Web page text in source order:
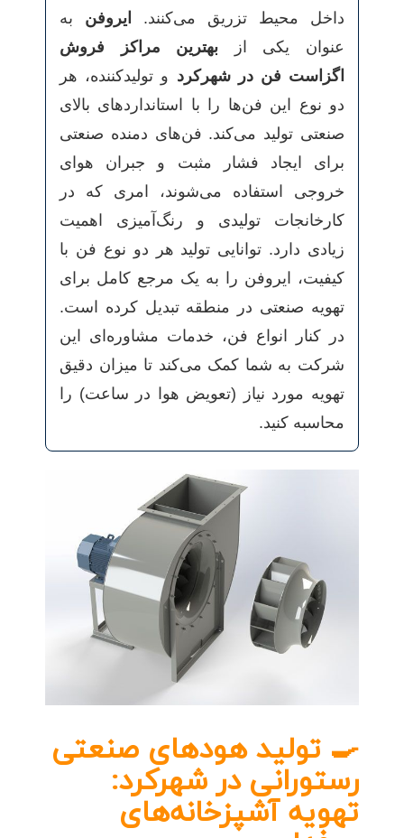
داخل محیط تزریق می‌کنند.
ایروفن به
عنوان یکی از بهترین مراکز فروش
اگزاست فن در شهرکرد و تولیدکننده، هر
دو نوع این فن‌ها را با استانداردهای بالای
صنعتی تولید می‌کند. فن‌های دمنده صنعتی
برای ایجاد فشار مثبت و جبران هوای
خروجی استفاده می‌شوند، امری که در
کارخانجات تولیدی و رنگ‌آمیزی اهمیت
زیادی دارد. توانایی تولید هر دو نوع فن با
کیفیت، ایروفن را به یک مرجع کامل برای
تهویه صنعتی در منطقه تبدیل کرده است.
در کنار انواع فن، خدمات مشاوره‌ای این
شرکت به شما کمک می‌کند تا میزان دقیق
تهویه مورد نیاز (تعویض هوا در ساعت) را
محاسبه کنید.
🍳 تولید هودهای صنعتی
رستورانی در شهرکرد:
تهویه آشپزخانه‌های